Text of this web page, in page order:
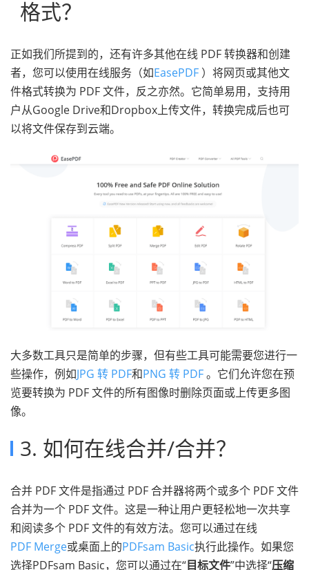
格式？
正如我们所提到的，还有许多其他在线 PDF 转换器和创建
者，您可以使用在线服务（如EasePDF ）将网页或其他文
件格式转换为 PDF 文件，反之亦然。它简单易用，支持用
户从Google Drive和Dropbox上传文件，转换完成后也可
以将文件保存到云端。
大多数工具只是简单的步骤，但有些工具可能需要您进行一
些操作，例如JPG 转 PDF和PNG 转 PDF。它们允许您在预
览要转换为 PDF 文件的所有图像时删除页面或上传更多图
像。
3. 如何在线合并/合并？
合并 PDF 文件是指通过 PDF 合并器将两个或多个 PDF 文件
合并为一个 PDF 文件。这是一种让用户更轻松地一次共享
和阅读多个 PDF 文件的有效方法。您可以通过在线
PDF Merge或桌面上的PDFsam Basic执行此操作。如果您
选择PDFsam Basic，您可以通过在“目标文件”中选择“压缩